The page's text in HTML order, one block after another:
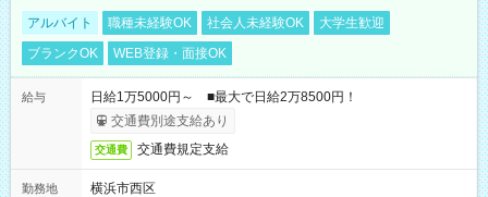
アルバイト 職種未経験OK 社会人未経験OK
大学生歓迎
ブランクOK
WEB登録・面接OK
給与
日給1万5000円～ ■最大で日給2万8500円！
交通費別途支給あり
交通費 交通費規定支給
勤務地
横浜市西区